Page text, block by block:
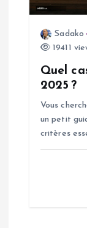
Sadako
19411
Quel
2025 ?
Vous
un petit
critères